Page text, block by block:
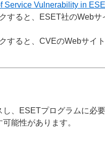
Service Vulnerability in
すると、ESET社のWeb
すると、CVEのWebサイ
、ESETプログラムに必
能性があります。